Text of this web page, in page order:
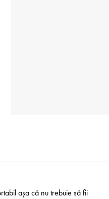
așa că nu trebuie să fii